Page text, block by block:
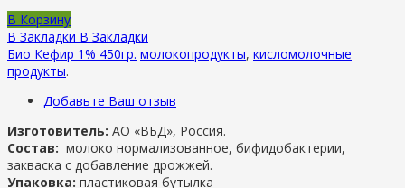
В Корзину
В Закладки В Закладки
Био Кефир 1% 450гр. молокопродукты, кисломолочные
продукты.
Добавьте Ваш отзыв
Изготовитель: АО «ВБД», Россия.
Состав: молоко нормализованное, бифидобактерии,
закваска с добавление дрожжей.
Упаковка: пластиковая бутылка